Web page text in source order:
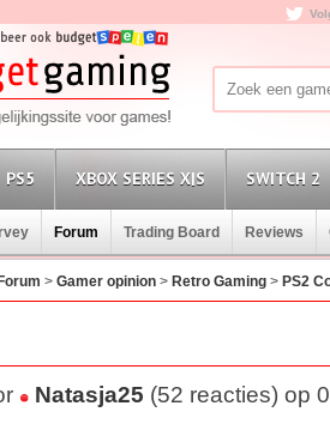
PS5 XBOX SERIES X|S SWITCH 2
Forum Trading Board Reviews
Forum > Gamer opinion > Retro Gaming > PS2
Natasja25 (52 reacties) op